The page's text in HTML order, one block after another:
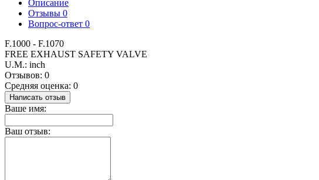
Описание
Отзывы 0
Вопрос-ответ 0
F.1000 - F.1070
FREE EXHAUST SAFETY VALVE
U.M.: inch
Отзывов: 0
Средняя оценка: 0
Написать отзыв
Ваше имя:
Ваш отзыв: